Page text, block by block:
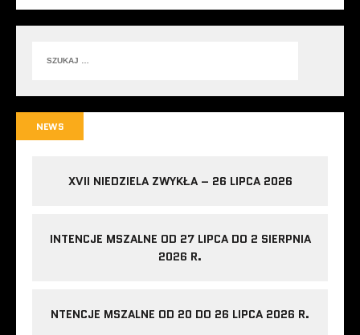
NEWS
XVII NIEDZIELA ZWYKŁA – 26 LIPCA 2026
INTENCJE MSZALNE OD 27 LIPCA DO 2 SIERPNIA
2026 R.
NTENCJE MSZALNE OD 20 DO 26 LIPCA 2026 R.